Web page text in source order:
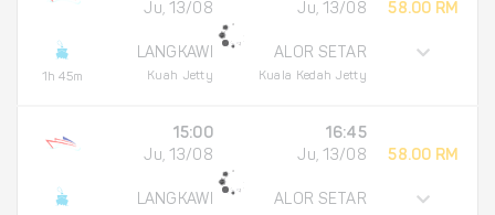
1h 45m
Ju, 13/08
LANGKAWI
Kuah Jetty
Ju, 13/08
ALOR SETAR
Kuala Kedah Jetty
58.00 RM
15:00
Ju, 13/08
LANGKAWI
16:45
Ju, 13/08
ALOR SETAR
58.00 RM